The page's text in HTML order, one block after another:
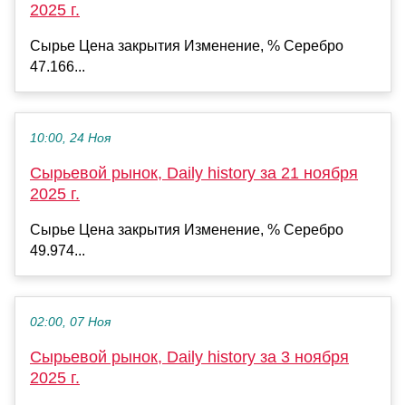
2025 г.
Сырье Цена закрытия Изменение, % Серебро
47.166...
10:00, 24 Ноя
Сырьевой рынок, Daily history за 21 ноября
2025 г.
Сырье Цена закрытия Изменение, % Серебро
49.974...
02:00, 07 Ноя
Сырьевой рынок, Daily history за 3 ноября
2025 г.